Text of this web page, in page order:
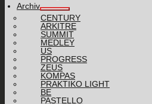
Archiv
CENTURY
ARKITRE
SUMMIT
MEDLEY
US
PROGRESS
ZEUS
KOMPAS
PRAKTIKO LIGHT
BE
PASTELLO